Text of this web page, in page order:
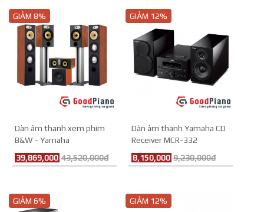
GIẢM 8%
Dàn âm thanh xem phim
B&W - Yamaha
39,869,000 43,520,000đ
GIẢM 12%
Dàn âm thanh Yamaha CD
Receiver MCR-332
8,150,000 9,230,000đ
GIẢM 6% GIẢM 12%